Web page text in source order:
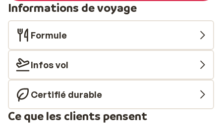
Informations de voyage
Formule
Infos vol
Certifié durable
Ce que les clients pensent